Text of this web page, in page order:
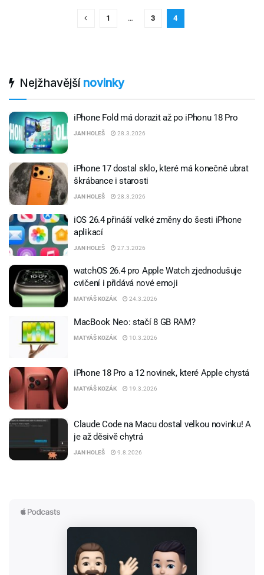
1 … 3 4
Nejžhavějšínovinky
iPhone Fold má dorazit až po iPhonu 18 Pro
JAN HOLEŠ 28.3.2026
iPhone 17 dostal sklo, které má konečně ubrat
škrábance i starosti
JAN HOLEŠ 28.3.2026
iOS 26.4 přináší velké změny do šesti iPhone
aplikací
JAN HOLEŠ 27.3.2026
watchOS 26.4 pro Apple Watch zjednodušuje
cvičení i přidává nové emoji
MATYÁŠ KOZÁK 24.3.2026
MacBook Neo: stačí 8 GB RAM?
MATYÁŠ KOZÁK 10.3.2026
iPhone 18 Pro a 12 novinek, které Apple chystá
MATYÁŠ KOZÁK 19.3.2026
Claude Code na Macu dostal velkou novinku! A
je až děsivě chytrá
JAN HOLEŠ 9.8.2026